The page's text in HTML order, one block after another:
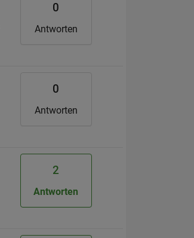
0
Antworten
0
Antworten
2
Antworten